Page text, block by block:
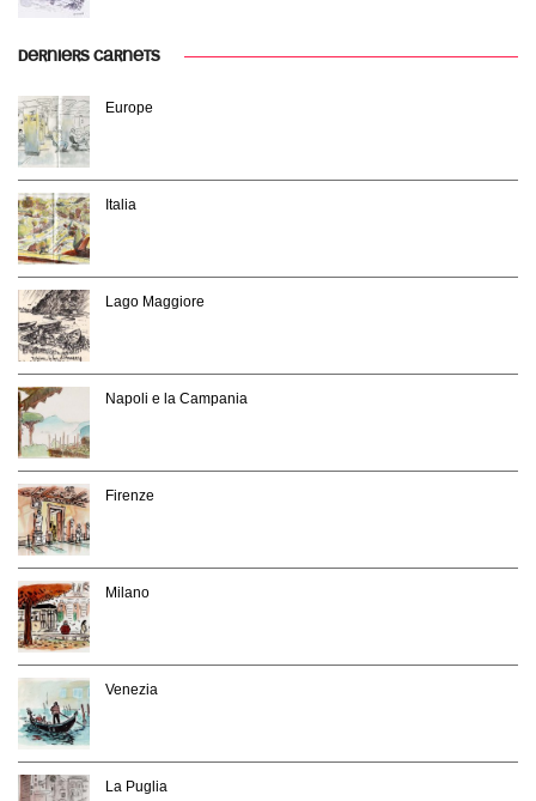
DERNIERS CARNETS
Europe
Italia
Lago Maggiore
Napoli e la Campania
Firenze
Milano
Venezia
La Puglia